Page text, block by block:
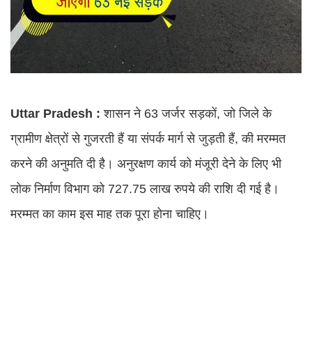
Uttar Pradesh :शासन ने 63 जर्जर सड़कों, जो जिले के
ग्रामीण क्षेत्रों से गुजरती हैं या संपर्क मार्ग से जुड़ती हैं, की मरम्मत
करने की अनुमति दी है। अनुरक्षण कार्य को मंजूरी देने के लिए भी
लोक निर्माण विभाग को 727.75 लाख रुपये की राशि दी गई है।
मरम्मत का काम इस माह तक पूरा होना चाहिए।